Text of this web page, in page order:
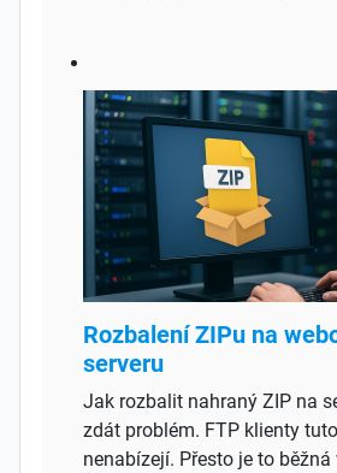
Rozbalení ZIPu na
serveru
Jak rozbalit nahraný ZIP na
zdát problém. FTP klienty
nenabízejí. Přesto je to běžná